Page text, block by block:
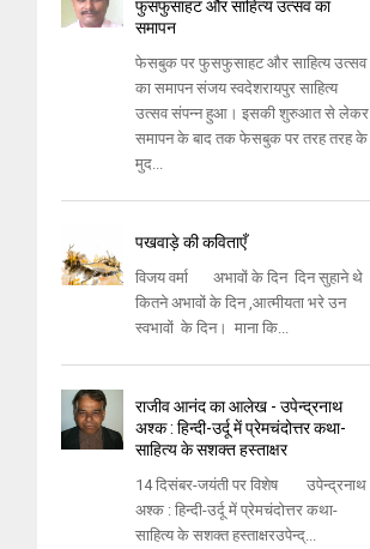
फुसफुसाहट और साहित्य उत्सव का
समापन
फेसबुक पर फुसफुसाहट और साहित्य उत्सव
का समापन संजय स्वदेशरायपुर साहित्य
उत्सव संपन्न हुआ। इसकी शुरुआत से लेकर
समापन के बाद तक फेसबुक पर तरह तरह के
मुद...
पखवाड़े की कविताएँ
विजय वर्मा अभावों के दिन दिन सुहाने थे
कितने अभावों के दिन ,आत्मीयता भरे उन
स्वभावों के दिन। माना कि...
राजीव आनंद का आलेख - उपेन्द्रनाथ
अश्क : हिन्दी-उर्दू में प्रेमचंदोत्तर कथा-
साहित्य के सशक्त हस्ताक्षर
14 दिसंबर-जयंती पर विशेष उपेन्द्रनाथ
अश्क : हिन्दी-उर्दू में प्रेमचंदोत्तर कथा-
साहित्य के सशक्त हस्ताक्षरउपेन्द्...